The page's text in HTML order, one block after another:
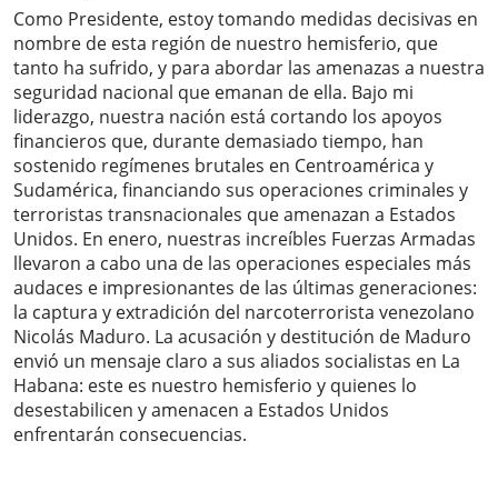
Como Presidente, estoy tomando medidas decisivas en
nombre de esta región de nuestro hemisferio, que
tanto ha sufrido, y para abordar las amenazas a nuestra
seguridad nacional que emanan de ella. Bajo mi
liderazgo, nuestra nación está cortando los apoyos
financieros que, durante demasiado tiempo, han
sostenido regímenes brutales en Centroamérica y
Sudamérica, financiando sus operaciones criminales y
terroristas transnacionales que amenazan a Estados
Unidos. En enero, nuestras increíbles Fuerzas Armadas
llevaron a cabo una de las operaciones especiales más
audaces e impresionantes de las últimas generaciones:
la captura y extradición del narcoterrorista venezolano
Nicolás Maduro. La acusación y destitución de Maduro
envió un mensaje claro a sus aliados socialistas en La
Habana: este es nuestro hemisferio y quienes lo
desestabilicen y amenacen a Estados Unidos
enfrentarán consecuencias.